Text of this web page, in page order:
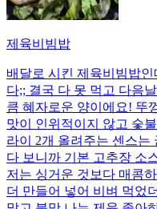
제육비빔밥
배달로 시킨 제육비빔밥
다;; 결국 다 못 먹고 다음
큼 혜자로운 양이에요! 뚜
맛이 인위적이지 않고 숯
라이 2개 올려주는 센스는
다 보니까 기본 고추장 소
저는 싱거운 것보다 매콤
더 만들어 넣어 비벼 먹었